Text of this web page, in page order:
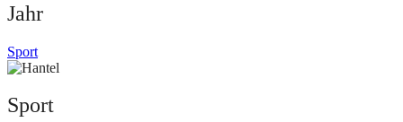
Jahr
Sport
Sport